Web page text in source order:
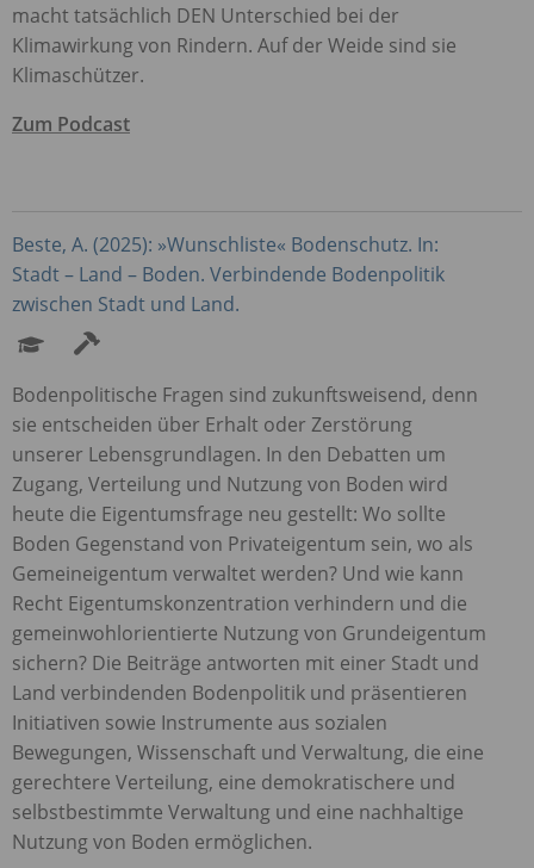
macht tatsächlich DEN Unterschied bei der
Klimawirkung von Rindern. Auf der Weide sind sie
Klimaschützer.
Zum Podcast
Beste, A. (2025): »Wunschliste« Bodenschutz. In:
Stadt – Land – Boden. Verbindende Bodenpolitik
zwischen Stadt und Land.
Bodenpolitische Fragen sind zukunftsweisend, denn
sie entscheiden über Erhalt oder Zerstörung
unserer Lebensgrundlagen. In den Debatten um
Zugang, Verteilung und Nutzung von Boden wird
heute die Eigentumsfrage neu gestellt: Wo sollte
Boden Gegenstand von Privateigentum sein, wo als
Gemeineigentum verwaltet werden? Und wie kann
Recht Eigentumskonzentration verhindern und die
gemeinwohlorientierte Nutzung von Grundeigentum
sichern? Die Beiträge antworten mit einer Stadt und
Land verbindenden Bodenpolitik und präsentieren
Initiativen sowie Instrumente aus sozialen
Bewegungen, Wissenschaft und Verwaltung, die eine
gerechtere Verteilung, eine demokratischere und
selbstbestimmte Verwaltung und eine nachhaltige
Nutzung von Boden ermöglichen.